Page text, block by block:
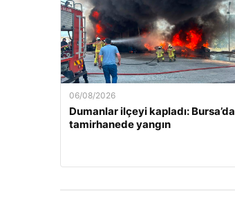
06/08/2026
Dumanlar ilçeyi kapladı: Bursa’da
tamirhanede yangın